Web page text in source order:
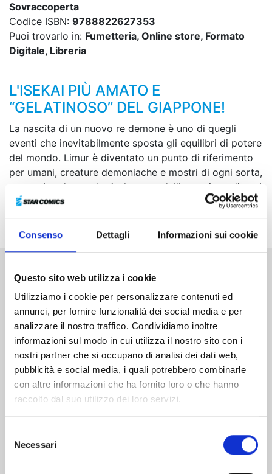
Consenso Dettagli Informazioni sui cookie
Questo sito web utilizza i cookie
Utilizziamo i cookie per personalizzare contenuti ed
annunci, per fornire funzionalità dei social media e per
analizzare il nostro traffico. Condividiamo inoltre
informazioni sul modo in cui utilizza il nostro sito con i
nostri partner che si occupano di analisi dei dati web,
pubblicità e social media, i quali potrebbero combinarle
con altre informazioni che ha fornito loro o che hanno
raccolto dal suo utilizzo dei loro servizi.
delNecessari
Sovraccoperta
Codice ISBN: 9788822627353
Puoi trovarlo in: Fumetteria, Online store, Formato
Digitale, Libreria
L'ISEKAI PIÙ AMATO E
“GELATINOSO” DEL GIAPPONE!
La nascita di un nuovo re demone è uno di quegli
eventi che inevitabilmente sposta gli equilibri di potere
del mondo. Limur è diventato un punto di riferimento
per umani, creature demoniache e mostri di ogni sorta,
e proprio adesso che è al centro dell’attenzione di tutti
riceve la notizia che il suo amico Veldra è tornato in
vita...!
Altri volumi della serie